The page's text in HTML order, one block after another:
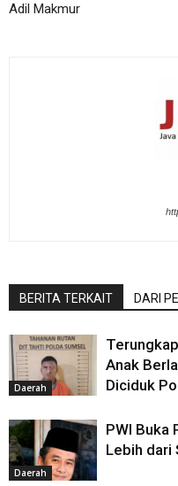
Adil Makmur
BERITA TERKAIT DARI
Daerah
Anak
Diciduk
Daerah
PWI Buka
Lebih dari